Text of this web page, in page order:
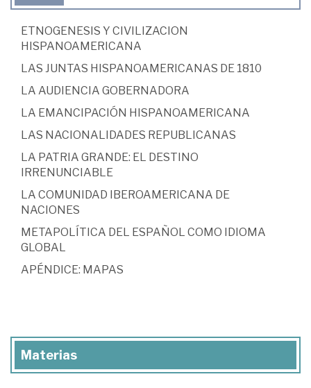
ETNOGENESIS Y CIVILIZACION
HISPANOAMERICANA
LAS JUNTAS HISPANOAMERICANAS DE 1810
LA AUDIENCIA GOBERNADORA
LA EMANCIPACIÓN HISPANOAMERICANA
LAS NACIONALIDADES REPUBLICANAS
LA PATRIA GRANDE: EL DESTINO
IRRENUNCIABLE
LA COMUNIDAD IBEROAMERICANA DE
NACIONES
METAPOLÍTICA DEL ESPAÑOL COMO IDIOMA
GLOBAL
APÉNDICE: MAPAS
Materias